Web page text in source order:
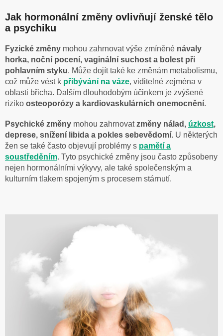
Jak hormonální změny ovlivňují ženské tělo
a psychiku
Fyzické změny mohou zahrnovat výše zmíněné návaly
horka, noční pocení, vaginální suchost a bolest při
pohlavním styku. Může dojít také ke změnám metabolismu,
což může vést k přibývání na váze, viditelné zejména v
oblasti břicha. Dalším dlouhodobým účinkem je zvýšené
riziko osteoporózy a kardiovaskulárních onemocnění.
Psychické změny mohou zahrnovatzměny nálad, úzkost,
deprese, snížení libida a pokles sebevědomí. U některých
žen se také často objevují problémy s pamětí a
soustředěním. Tyto psychické změny jsou často způsobeny
nejen hormonálními výkyvy, ale také společenským a
kulturním tlakem spojeným s procesem stárnutí.